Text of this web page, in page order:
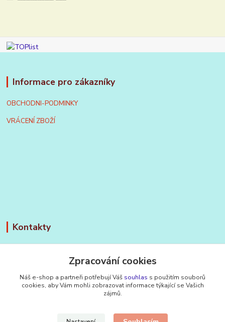
Informace pro zákazníky
OBCHODNI-PODMINKY
VRÁCENÍ ZBOŽÍ
Kontakty
+420 603 260 312
Po - Pá, 7-16 hod
Zpracování cookies
Náš e-shop a partneři potřebují Váš souhlas s použitím souborů
cookies, aby Vám mohli zobrazovat informace týkající se Vašich
zájmů.